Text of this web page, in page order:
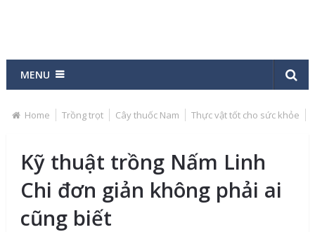
MENU
Home Trồng trọt Cây thuốc Nam Thực vật tốt cho sức khỏe
Kỹ thuật trồng Nấm Linh
Chi đơn giản không phải ai
cũng biết